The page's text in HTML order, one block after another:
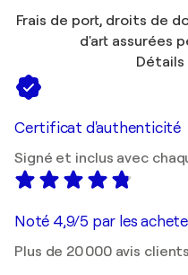
Frais de port, droits de
d'art assurées
Détails
Certificat d'authenticité
Signé et inclus avec
Noté 4,9/5 par les
Plus de 20 000 avis clients